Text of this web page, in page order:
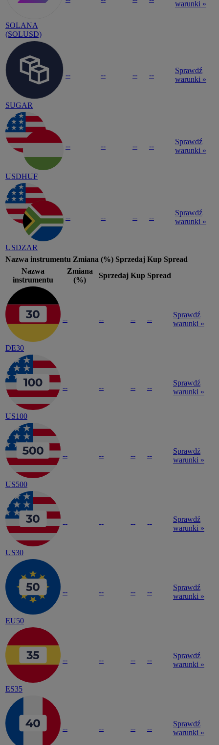
SOLANA
(SOLUSD)
warunki »
SUGAR
-- -- -- --
Sprawdź
warunki »
USDHUF
-- -- -- --
Sprawdź
warunki »
USDZAR
-- -- -- --
Sprawdź
warunki »
Nazwa instrumentu Zmiana (%) Sprzedaj Kup Spread
Nazwa
instrumentu
Zmiana
(%)
Sprzedaj Kup Spread
DE30
-- -- -- --
Sprawdź
warunki »
US100
-- -- -- --
Sprawdź
warunki »
US500
-- -- -- --
Sprawdź
warunki »
US30
-- -- -- --
Sprawdź
warunki »
EU50
-- -- -- --
Sprawdź
warunki »
ES35
-- -- -- --
Sprawdź
warunki »
-- -- -- --
Sprawdź
warunki »